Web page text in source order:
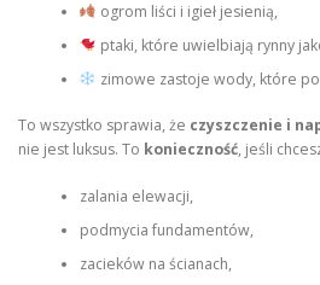
ogrom liści i igieł jesienią,
ptaki, które uwielbiają rynny
zimowe zastoje wody, które
To wszystko sprawia, że czyszczenie i
nie jest luksus. To konieczność, jeśli
zalania elewacji,
podmycia fundamentów,
zacieków na ścianach,